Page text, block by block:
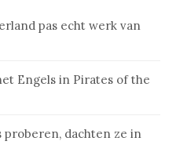
pas echt werk van
Engels in Pirates of the
proberen, dachten ze in